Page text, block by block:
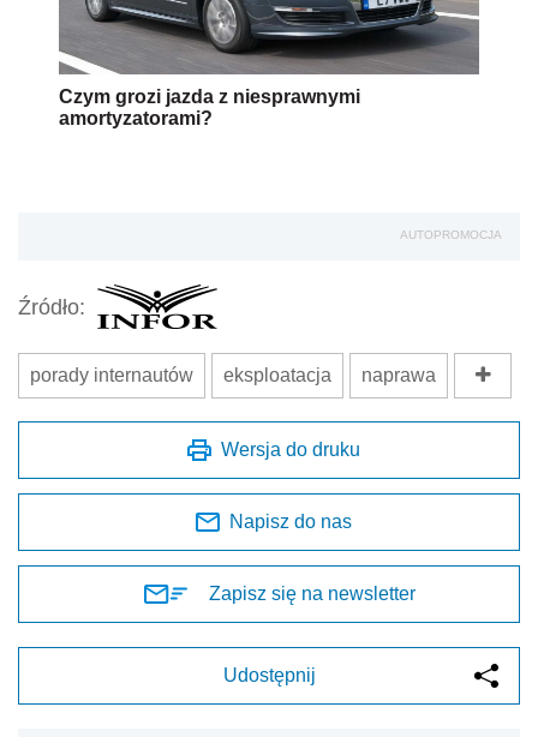
Czym grozi jazda z niesprawnymi
amortyzatorami?
AUTOPROMOCJA
Źródło:
porady internautów eksploatacja naprawa
Wersja do druku
Napisz do nas
Zapisz się na newsletter
Udostępnij